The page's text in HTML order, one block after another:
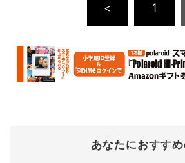
< 1
あなたにおすす